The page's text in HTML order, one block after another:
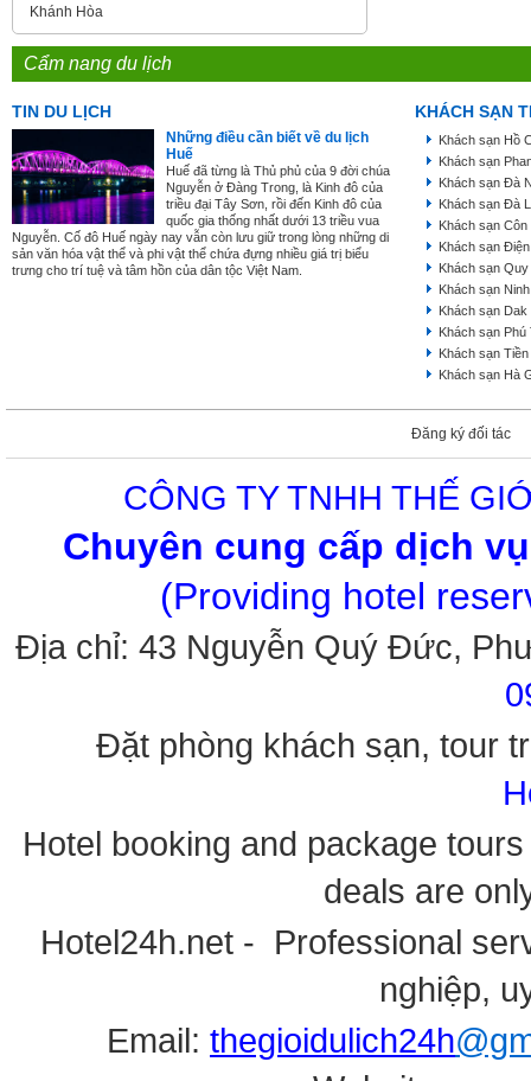
Khánh Hòa
Cẩm nang du lịch
TIN DU LỊCH
Những điều cần biết về du lịch
Huế
Huế đã từng là Thủ phủ của 9 đời chúa
Nguyễn ở Đàng Trong, là Kinh đô của
triều đại Tây Sơn, rồi đến Kinh đô của
quốc gia thống nhất dưới 13 triều vua
Nguyễn. Cố đô Huế ngày nay vẫn còn lưu giữ trong lòng những di
sản văn hóa vật thể và phi vật thể chứa đựng nhiều giá trị biểu
trưng cho trí tuệ và tâm hồn của dân tộc Việt Nam.
KHÁCH SẠN
Khách sạn Hồ
Khách sạn
Khách sạn Đà
Khách sạn Đà
Khách sạn
Khách sạn
Khách sạn
Khách sạn
Khách sạn Dak
Khách sạn Phú
Khách sạn
Khách sạn Hà
Đăng ký đối tác
CÔNG TY TNHH THẾ
Chuyên cung cấp dịch
(Providing hotel
Địa chỉ: 43 Nguyễn Quý Đức,
Đặt phòng khách sạn, tour
Hotel booking and package
deals are
Hotel24h.net - Professional
nghiệp,
Email: thegioidulich24h